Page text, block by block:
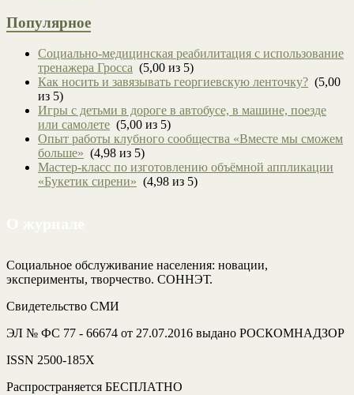
Популярное
Социально-медицинская реабилитация с использование
тренажера Гросса (5,00 из 5)
Как носить и завязывать георгиевскую ленточку? (5,00
из 5)
Игры с детьми в дороге в автобусе, в машине, поезде
или самолете (5,00 из 5)
Опыт работы клубного сообщества «Вместе мы сможем
больше» (4,98 из 5)
Мастер-класс по изготовлению объёмной аппликации
«Букетик сирени» (4,98 из 5)
Социальное обслуживание населения: новации,
эксперименты, творчество. СОННЭТ.
Свидетельство СМИ
ЭЛ № ФС 77 - 66674 от 27.07.2016 выдано РОСКОМНАДЗОР
ISSN 2500-185Х
Распространяется БЕСПЛАТНО